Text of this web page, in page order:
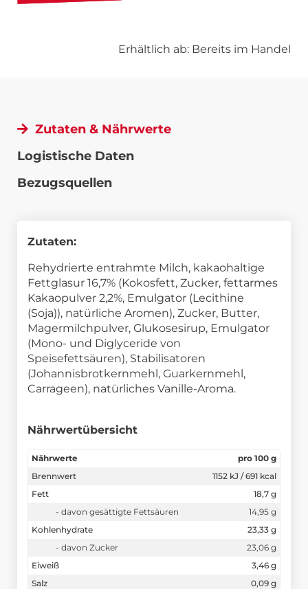
Erhältlich ab: Bereits im Handel
Zutaten & Nährwerte
Logistische Daten
Bezugsquellen
Zutaten:
Rehydrierte entrahmte Milch, kakaohaltige
Fettglasur 16,7% (Kokosfett, Zucker, fettarmes
Kakaopulver 2,2%, Emulgator (Lecithine
(Soja)), natürliche Aromen), Zucker, Butter,
Magermilchpulver, Glukosesirup, Emulgator
(Mono- und Diglyceride von
Speisefettsäuren), Stabilisatoren
(Johannisbrotkernmehl, Guarkernmehl,
Carrageen), natürliches Vanille-Aroma.
Nährwertübersicht
Nährwerte
pro 100 g
Brennwert
1152 kJ / 691 kcal
Fett
18,7 g
- davon gesättigte Fettsäuren
14,95 g
Kohlenhydrate
23,33 g
- davon Zucker
23,06 g
Eiweiß
3,46 g
Salz
0,09 g